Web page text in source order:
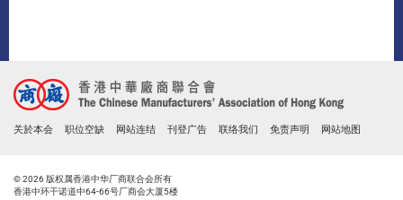
关於本会 职位空缺 网站连结 刊登广告 联络我们 免责声明 网站地图
© 2026 版权属香港中华厂商联合会所有
香港中环干诺道中64-66号厂商会大厦5楼